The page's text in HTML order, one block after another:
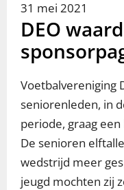
31 mei 2021
DEO
Voetbalvereniging
seniorenleden, in
periode, graag
De senioren
wedstrijd meer
jeugd mochten zij